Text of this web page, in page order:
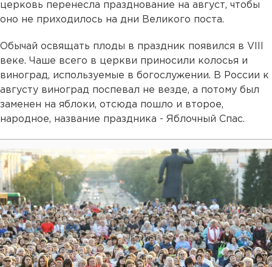
церковь перенесла празднование на август, чтобы
оно не приходилось на дни Великого поста.
Обычай освящать плоды в праздник появился в VIII
веке. Чаше всего в церкви приносили колосья и
виноград, используемые в богослужении. В России к
августу виноград поспевал не везде, а потому был
заменен на яблоки, отсюда пошло и второе,
народное, название праздника - Яблочный Спас.